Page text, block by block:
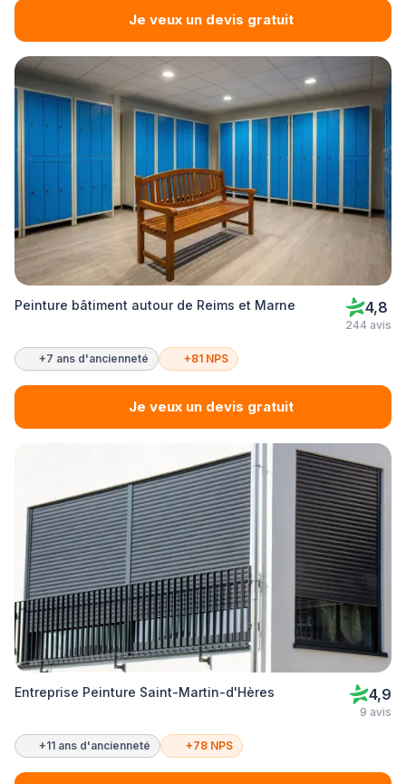
Je veux un devis gratuit
Peinture bâtiment autour de Reims et Marne 4,8
244 avis
+7 ans d'ancienneté +81 NPS
Je veux un devis gratuit
Entreprise Peinture Saint-Martin-d'Hères 4,9
9 avis
+11 ans d'ancienneté +78 NPS